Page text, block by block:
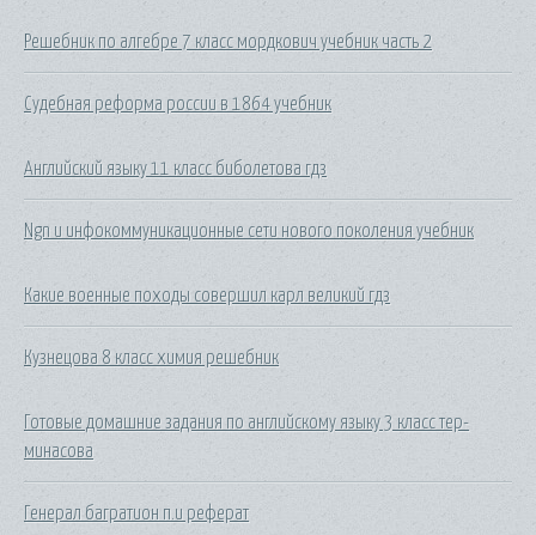
Решебник по алгебре 7 класс мордкович учебник часть 2
Судебная реформа россии в 1864 учебник
Английский языку 11 класс биболетова гдз
Ngn и инфокоммуникационные сети нового поколения учебник
Какие военные походы совершил карл великий гдз
Кузнецова 8 класс химия решебник
Готовые домашние задания по английскому языку 3 класс тер-
минасова
Генерал багратион п.и реферат